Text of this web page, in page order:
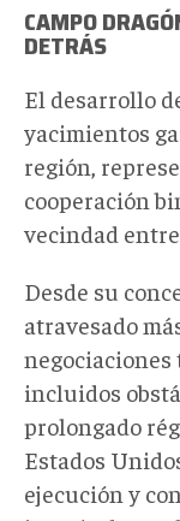
CAMPO
DETRÁS
El desarrollo
yacimientos
región,
cooperación
vecindad
Desde su
atravesado
negociaciones
incluidos
prolongado
Estados
ejecución y